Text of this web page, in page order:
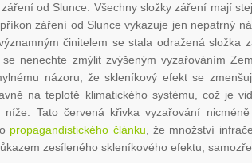
od Slunce. Všechny složky záření mají
záření od Slunce vykazuje jen nepatrný
činitelem se stala odražená složka
se nenechte zmýlit zvýšeným vyzařováním
názoru, že skleníkový efekt se
na teplotě klimatického systému, což je
níže. Tato červená křivka vyzařování
propagandistického článku , že množství
zesíleného skleníkového efektu,